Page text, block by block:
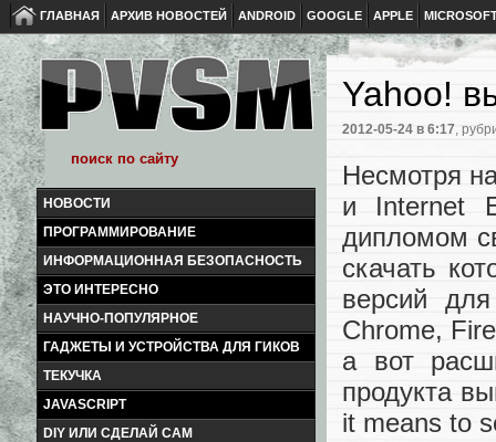
ГЛАВНАЯ АРХИВ НОВОСТЕЙ ANDROID GOOGLE APPLE
НОВОСТИ
ПРОГРАММИРОВАНИЕ
ИНФОРМАЦИОННАЯ БЕЗОПАСНОСТЬ
ЭТО ИНТЕРЕСНО
НАУЧНО-ПОПУЛЯРНОЕ
ГАДЖЕТЫ И УСТРОЙСТВА ДЛЯ ГИКОВ
ТЕКУЧКА
JAVASCRIPT
DIY ИЛИ СДЕЛАЙ САМ
Yahoo!
2012-05-24 в 6:17,
Несмотря
и Internet
дипломом
скачать
версий
Chrome,
а вот
продукта
it means to